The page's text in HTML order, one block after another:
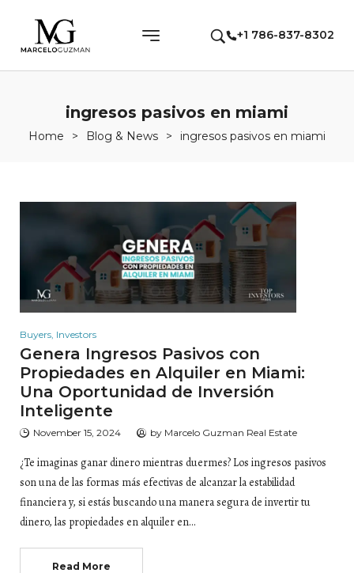
+1 786-837-8302
ingresos pasivos en miami
Home > Blog & News > ingresos pasivos en miami
Buyers Investors
Genera Ingresos Pasivos con
Propiedades en Alquiler en Miami:
Una Oportunidad de Inversión
Inteligente
November 15, 2024 by Marcelo Guzman Real Estate
¿Te imaginas ganar dinero mientras duermes? Los ingresos pasivos
son una de las formas más efectivas de alcanzar la estabilidad
financiera y, si estás buscando una manera segura de invertir tu
dinero, las propiedades en alquiler en…
Read More